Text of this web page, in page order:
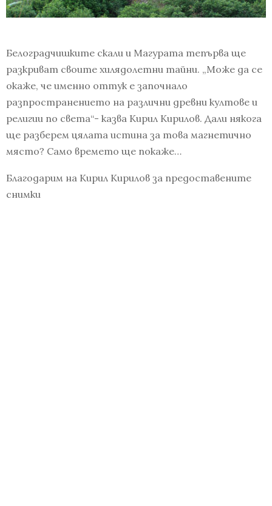
Белоградчишките скали и Магурата тепърва ще
разкриват своите хилядолетни тайни. „Може да се
окаже, че именно оттук е започнало
разпространението на различни древни култове и
религии по света“- казва Кирил Кирилов. Дали някога
ще разберем цялата истина за това магнетично
място? Само времето ще покаже…
Благодарим на Кирил Кирилов за предоставените
снимки